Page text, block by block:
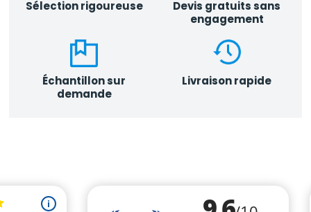
Sélection rigoureuse
Devis gratuits sans
engagement
Échantillon sur
demande
Livraison rapide